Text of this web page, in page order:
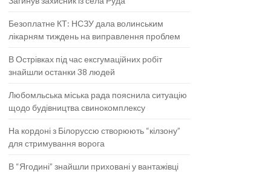
Безоплатне КТ: НСЗУ дала волинським
лікарням тиждень на виправлення проблем
В Острівках під час ексгумаційних робіт
знайшли останки 38 людей
Любомльська міська рада пояснила ситуацію
щодо будівництва свинокомплексу
На кордоні з Білоруссю створюють “кілзону”
для стримування ворога
В “Ягодині” знайшли приховані у вантажівці